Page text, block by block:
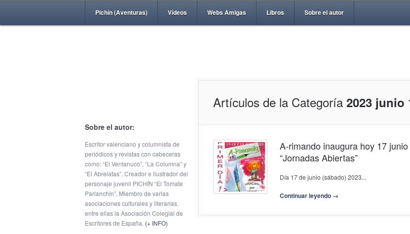
Pichín (Aventuras) Vídeos Webs Amigas Libros Sobre el autor
Sobre el autor:
Escritor valenciano y columnista de
periódicos y revistas con cabeceras
como: “El Ventanuco”, “La Columna” y
“El Abrelatas”. Creador e ilustrador del
personaje juvenil PICHÍN “El Tomate
Parlanchín”. Miembro de varias
asociaciones culturales y literarias,
entre ellas la Asociación Colegial de
Escritores de España. (+ INFO)
Artículos de la Categoría 2023 junio
A-rimando inaugura hoy 17
“Jornadas Abiertas”
Día 17 de junio (sábado) 2023...
Continuar leyendo →